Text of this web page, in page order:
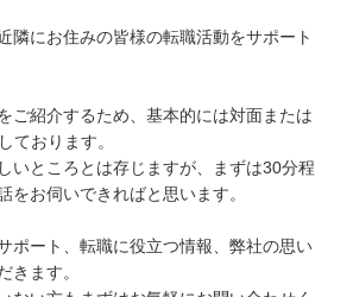
隣にお住みの皆様の転職活動をサポート
ご紹介するため、基本的には対面または
ております。
いところとは存じますが、まずは30分程
をお伺いできればと思います。
ポート、転職に役立つ情報、弊社の思い
きます。